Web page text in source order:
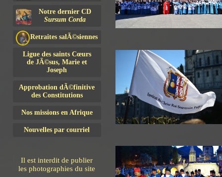
Notre dernier CD
Sursum Corda
Retraites salÃ©siennes
Ligue des saints Cœurs
de JÃ©sus, Marie et
Joseph
Approbation dÃ©finitive
des Constitutions
Nos missions en Afrique
Nouvelles par courriel
Il est interdit de publier
les photographies du site